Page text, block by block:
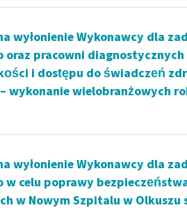
wyłonienie Wykonawcy dla
oraz pracowni
i dostępu do świadczeń
wykonanie wielobranżowych
wyłonienie Wykonawcy dla
w celu poprawy
w Nowym Szpitalu w Olkuszu